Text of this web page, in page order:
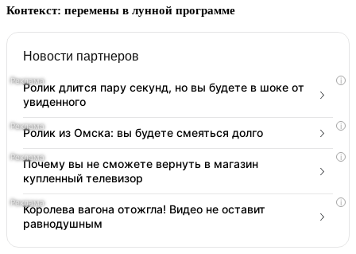
Контекст: перемены в лунной программе
Новости партнеров
i
Ролик длится пару секунд, но вы будете в шоке от
увиденного
i
Ролик из Омска: вы будете смеяться долго
i
Почему вы не сможете вернуть в магазин
купленный телевизор
i
Королева вагона отожгла! Видео не оставит
равнодушным